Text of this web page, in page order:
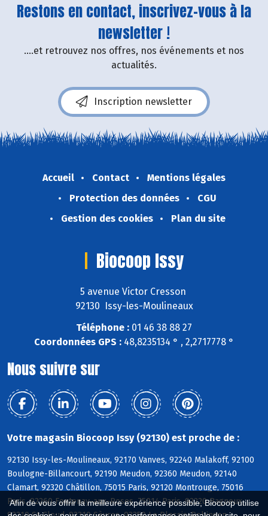
Afin de vous offrir la meilleure expérience possible, Biocoop utilise
Restons en contact, inscrivez-vous à la
newsletter !
....et retrouvez nos offres, nos événements et nos
actualités.
Inscription newsletter
Accueil Contact
Mentions légales
Protection des données
CGU
Gestion des cookies
Plan du site
Biocoop Issy
5 avenue Victor Cresson
92130 Issy-les-Moulineaux
Téléphone : 01 46 38 88 27
Coordonnées GPS : 48,8235134 ° , 2,2717778 °
Nous suivre sur
Votre magasin Biocoop Issy (92130) est proche de :
92130 Issy-les-Moulineaux, 92170 Vanves, 92240 Malakoff, 92100
Boulogne-Billancourt, 92190 Meudon, 92360 Meudon, 92140
Clamart, 92320 Châtillon, 75015 Paris, 92120 Montrouge, 75016
Paris, 92260 Fontenay-aux-Roses, 75014 Paris, 92220 Bagneux,